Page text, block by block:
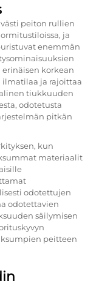
peiton rullien
ja
enemmän
erinäisen korkean
ja rajoittaa
tiukkuuden
odotetusta
pitkän
kun
materiaalit
odotettujen
odotettavien
säilymisen
peitteen